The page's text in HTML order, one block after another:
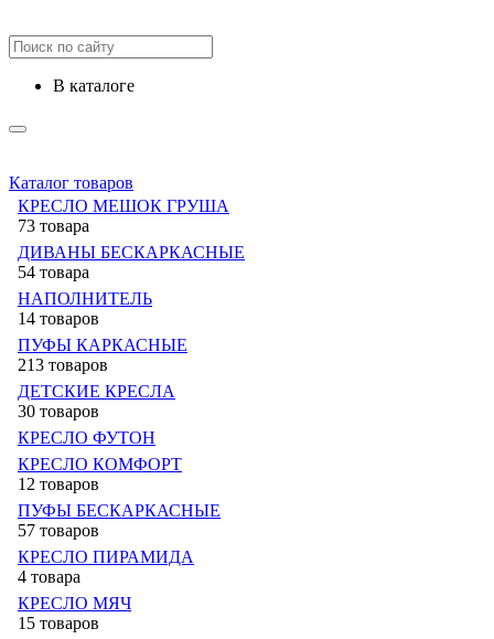
в каталоге
Каталог товаров
КРЕСЛО МЕШОК ГРУША
73 товара
ДИВАНЫ БЕСКАРКАСНЫЕ
54 товара
НАПОЛНИТЕЛЬ
14 товаров
ПУФЫ КАРКАСНЫЕ
213 товаров
ДЕТСКИЕ КРЕСЛА
30 товаров
КРЕСЛО ФУТОН
КРЕСЛО КОМФОРТ
12 товаров
ПУФЫ БЕСКАРКАСНЫЕ
57 товаров
КРЕСЛО ПИРАМИДА
4 товара
КРЕСЛО МЯЧ
15 товаров